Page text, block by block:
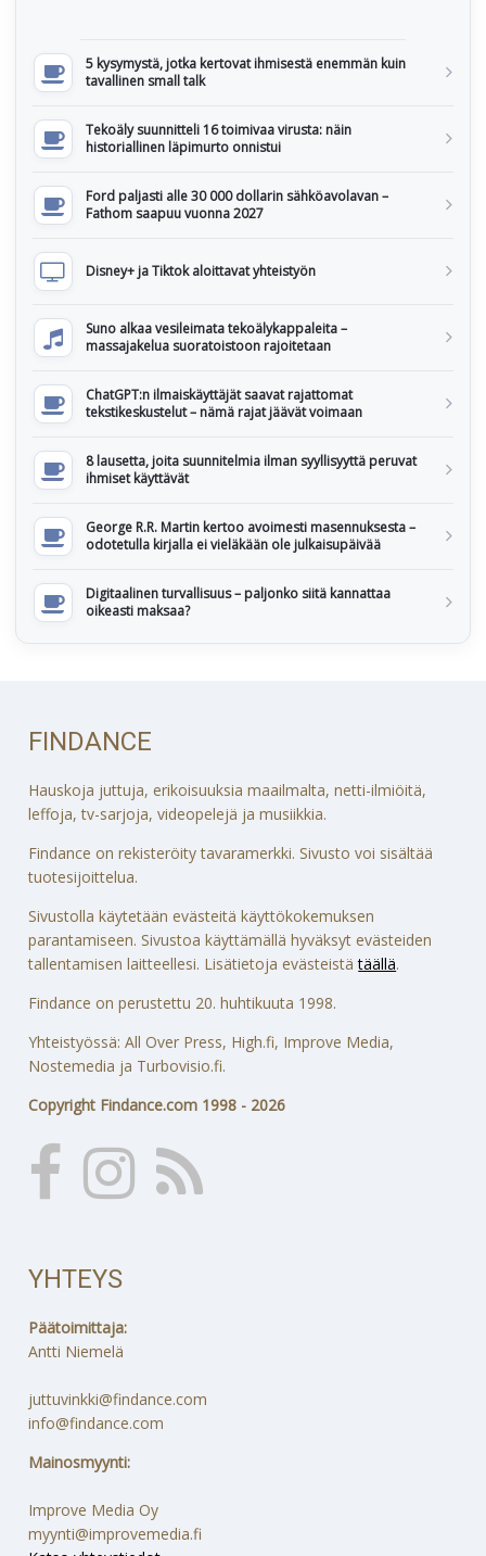
5 kysymystä, jotka kertovat ihmisestä enemmän kuin
tavallinen small talk
Tekoäly suunnitteli 16 toimivaa virusta: näin
historiallinen läpimurto onnistui
Ford paljasti alle 30 000 dollarin sähköavolavan –
Fathom saapuu vuonna 2027
Disney+ ja Tiktok aloittavat yhteistyön
Suno alkaa vesileimata tekoälykappaleita –
massajakelua suoratoistoon rajoitetaan
ChatGPT:n ilmaiskäyttäjät saavat rajattomat
tekstikeskustelut – nämä rajat jäävät voimaan
8 lausetta, joita suunnitelmia ilman syyllisyyttä peruvat
ihmiset käyttävät
George R.R. Martin kertoo avoimesti masennuksesta –
odotetulla kirjalla ei vieläkään ole julkaisupäivää
Digitaalinen turvallisuus – paljonko siitä kannattaa
oikeasti maksaa?
FINDANCE
Hauskoja juttuja, erikoisuuksia maailmalta, netti-ilmiöitä,
leffoja, tv-sarjoja, videopelejä ja musiikkia.
Findance on rekisteröity tavaramerkki. Sivusto voi sisältää
tuotesijoittelua.
Sivustolla käytetään evästeitä käyttökokemuksen
parantamiseen. Sivustoa käyttämällä hyväksyt evästeiden
tallentamisen laitteellesi. Lisätietoja evästeistätäällä.
Findance on perustettu 20. huhtikuuta 1998.
Yhteistyössä: All Over Press, High.fi, Improve Media,
Nostemedia ja Turbovisio.fi.
Copyright Findance.com 1998 - 2026
YHTEYS
Päätoimittaja:
Antti Niemelä
juttuvinkki@findance.com
info@findance.com
Mainosmyynti:
Improve Media Oy
myynti@improvemedia.fi